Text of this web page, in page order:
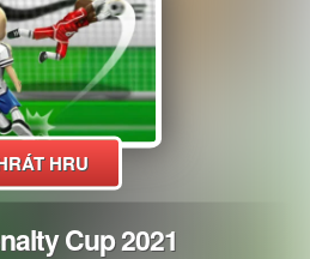
HRU
Cup 2021